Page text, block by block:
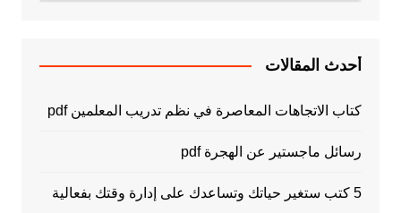
أحدث المقالات
كتاب الاتجاهات المعاصرة في نظم تدريب المعلمين pdf
رسائل ماجستير عن الهجرة pdf
5 كتب ستغير حياتك وتساعدك على إدارة وقتك بفعالية